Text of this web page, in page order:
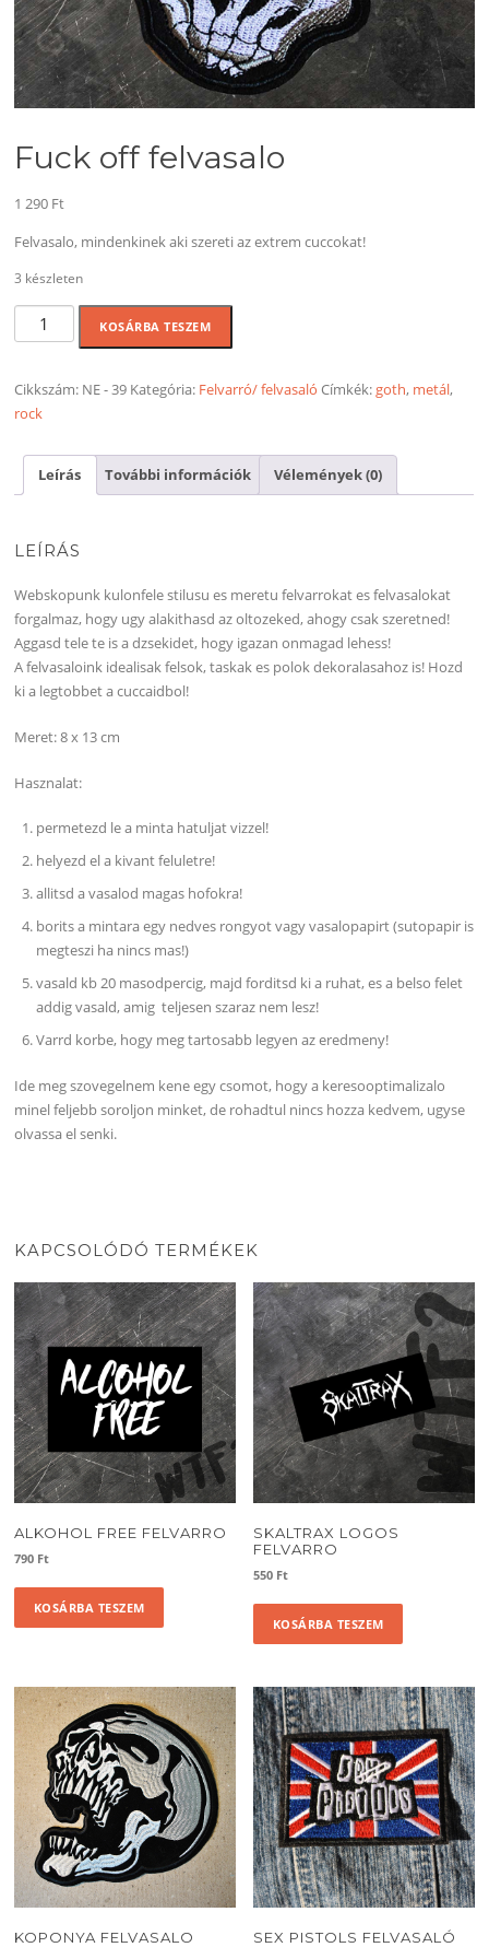
Fuck off felvasalo
1 290 Ft
Felvasalo, mindenkinek aki szereti az extrem cuccokat!
3 készleten
Fuck
off
mennyiség
KOSÁRBA TESZEM
Cikkszám: NE - 39 Kategória: Felvarró/ felvasaló Címkék: goth, metál,
rock
Leírás További információk Vélemények (0)
LEÍRÁS
Webskopunk kulonfele stilusu es meretu felvarrokat es felvasalokat
forgalmaz, hogy ugy alakithasd az oltozeked, ahogy csak szeretned!
Aggasd tele te is a dzsekidet, hogy igazan onmagad lehess!
A felvasaloink idealisak felsok, taskak es polok dekoralasahoz is! Hozd
ki a legtobbet a cuccaidbol!
Meret: 8 x 13 cm
Hasznalat:
permetezd le a minta hatuljat vizzel!
helyezd el a kivant feluletre!
allitsd a vasalod magas hofokra!
borits a mintara egy nedves rongyot vagy vasalopapirt (sutopapir is
megteszi ha nincs mas!)
vasald kb 20 masodpercig, majd forditsd ki a ruhat, es a belso felet
addig vasald, amig teljesen szaraz nem lesz!
Varrd korbe, hogy meg tartosabb legyen az eredmeny!
Ide meg szovegelnem kene egy csomot, hogy a keresooptimalizalo
minel feljebb soroljon minket, de rohadtul nincs hozza kedvem, ugyse
olvassa el senki.
KAPCSOLÓDÓ TERMÉKEK
ALKOHOL FREE FELVARRO
790 Ft
KOSÁRBA TESZEM
SKALTRAX LOGOS
FELVARRO
550 Ft
KOSÁRBA TESZEM
KOPONYA FELVASALO SEX PISTOLS FELVASALÓ